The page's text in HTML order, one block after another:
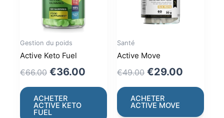
Gestion du poids
Active Keto Fuel
€66.00 Original
price
was:
€66.00.
€36.00 Current
price
€36.00.
ACHETER
ACTIVE KETO
FUEL
Santé
Active Move
€49.00 Original
price
was:
€49.00.
€29.00
price
€29.00.
ACHETER
ACTIVE MOVE